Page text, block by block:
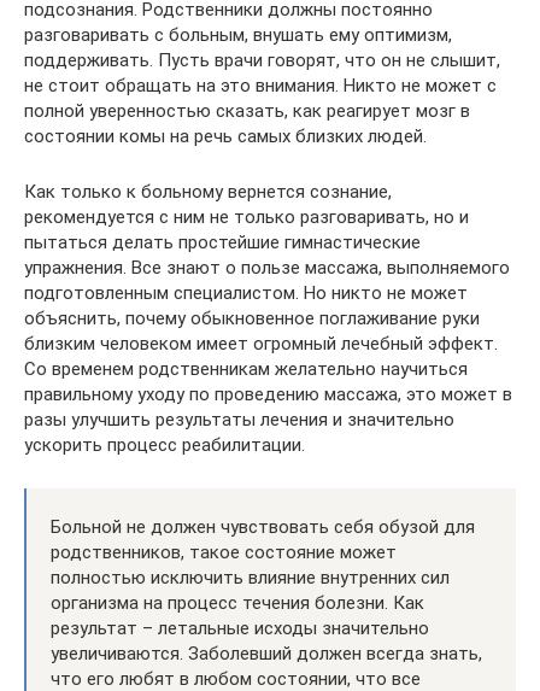
подсознания. Родственники должны постоянно
разговаривать с больным, внушать ему оптимизм,
поддерживать. Пусть врачи говорят, что он не слышит,
не стоит обращать на это внимания. Никто не может с
полной уверенностью сказать, как реагирует мозг в
состоянии комы на речь самых близких людей.
Как только к больному вернется сознание,
рекомендуется с ним не только разговаривать, но и
пытаться делать простейшие гимнастические
упражнения. Все знают о пользе массажа, выполняемого
подготовленным специалистом. Но никто не может
объяснить, почему обыкновенное поглаживание руки
близким человеком имеет огромный лечебный эффект.
Со временем родственникам желательно научиться
правильному уходу по проведению массажа, это может в
разы улучшить результаты лечения и значительно
ускорить процесс реабилитации.
Больной не должен чувствовать себя обузой для
родственников, такое состояние может
полностью исключить влияние внутренних сил
организма на процесс течения болезни. Как
результат – летальные исходы значительно
увеличиваются. Заболевший должен всегда знать,
что его любят в любом состоянии, что все